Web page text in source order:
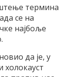
термина
се на
најбоље
да је, у
холокауст